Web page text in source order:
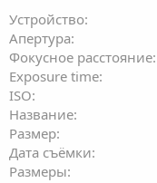
Устройство
Апертура
Фокусное расстояние
Exposure time
ISO
Название
Размер
Дата съёмки
Размеры